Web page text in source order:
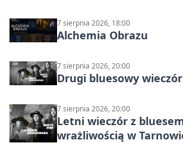
7 sierpnia 2026, 18:00
Alchemia Obrazu
7 sierpnia 2026, 20:00
Drugi bluesowy wieczór
7 sierpnia 2026, 20:00
Letni wieczór z
wrażliwością w